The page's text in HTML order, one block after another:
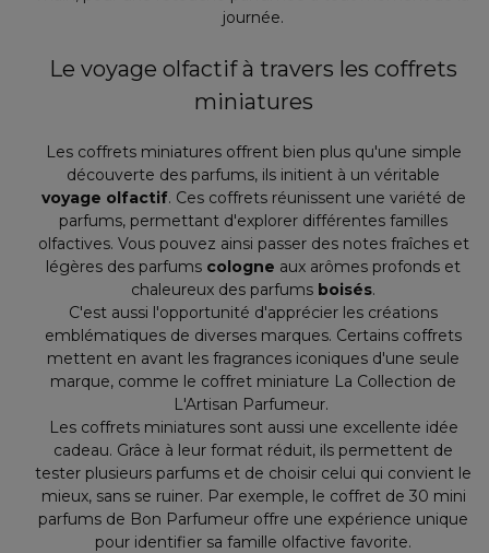
journée.
Le voyage olfactif à travers les coffrets
miniatures
Les coffrets miniatures offrent bien plus qu'une simple
découverte des parfums, ils initient à un véritable
voyage olfactif. Ces coffrets réunissent une variété de
parfums, permettant d'explorer différentes familles
olfactives. Vous pouvez ainsi passer des notes fraîches et
légères des parfums cologne aux arômes profonds et
chaleureux des parfums boisés.
C'est aussi l'opportunité d'apprécier les créations
emblématiques de diverses marques. Certains coffrets
mettent en avant les fragrances iconiques d'une seule
marque, comme le coffret miniature La Collection de
L'Artisan Parfumeur.
Les coffrets miniatures sont aussi une excellente idée
cadeau. Grâce à leur format réduit, ils permettent de
tester plusieurs parfums et de choisir celui qui convient le
mieux, sans se ruiner. Par exemple, le coffret de 30 mini
parfums de Bon Parfumeur offre une expérience unique
pour identifier sa famille olfactive favorite.